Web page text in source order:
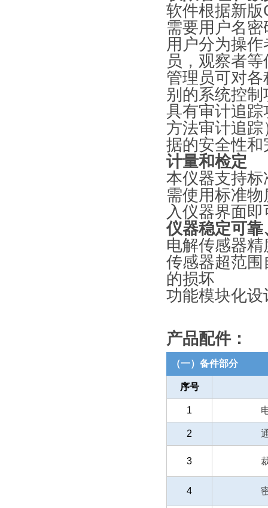
软件根据新
需要用户名
用户分为操
员，观察者
管理员可对
别的系统控制
具有审计追
方法审计追
据的安全性和
计量和检定
本仪器支持
需使用标准
入仪器界面即
仪器稳定可
电解传感器
传感器超范
的损坏
功能模块化
产品配件：
（一）备件部分
序号
1
2
3
4